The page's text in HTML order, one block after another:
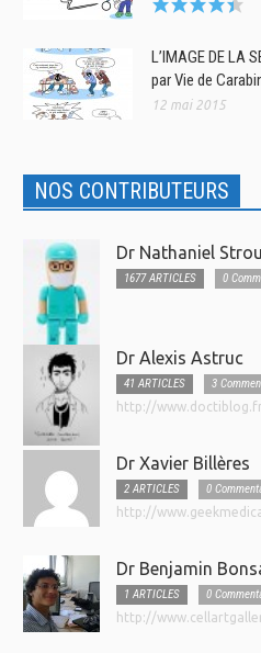
L’IMAGE DE LA
par Vie de
12 mai 2015
NOS CONTRIBUTEURS
Dr Nathaniel
1677 ARTICLES 0
Dr Alexis Astruc
41 ARTICLES
3
http://
Dr Xavier Billères
2 ARTICLES
0
http://
Dr Benjamin
1 ARTICLES
0
http://